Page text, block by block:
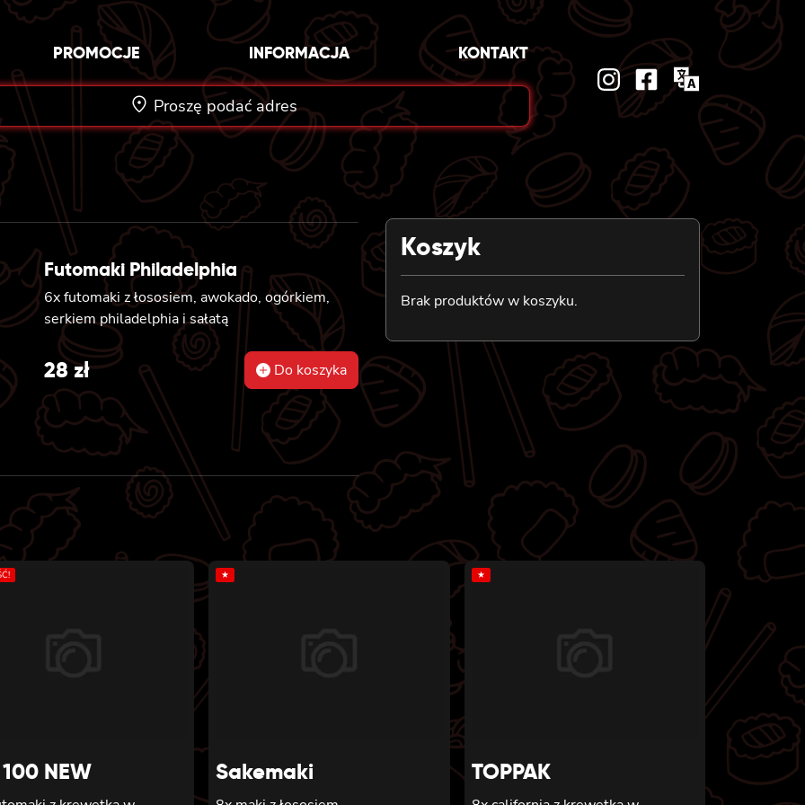
PROMOCJE INFORMACJA KONTAKT
Proszę podać adres
Futomaki Philadelphia
6x futomaki z łososiem, awokado, ogórkiem,
serkiem philadelphia i sałatą
28zł Do koszyka
Koszyk
Brak produktów w koszyku.
NEW
★
Sakemaki
★
TOPPAK